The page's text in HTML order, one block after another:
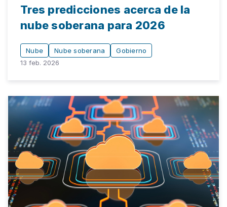
Tres predicciones acerca de la
nube soberana para 2026
Nube Nube soberana
Gobierno
13 feb. 2026